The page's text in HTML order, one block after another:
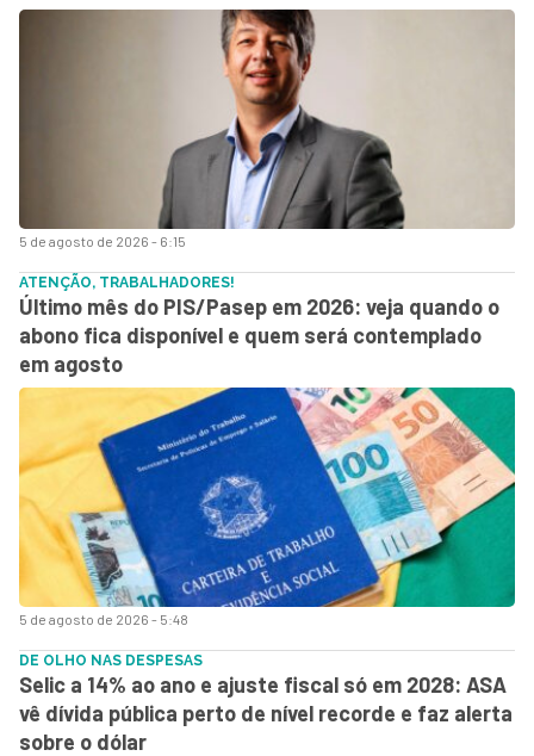
5 de agosto de 2026 - 6:15
5 de agosto de 2026 - 5:48
ATENÇÃO, TRABALHADORES!
Último mês do PIS/Pasep em 2026: veja quando o
abono fica disponível e quem será contemplado
em agosto
DE OLHO NAS DESPESAS
Selic a 14% ao ano e ajuste fiscal só em 2028: ASA
vê dívida pública perto de nível recorde e faz alerta
sobre o dólar